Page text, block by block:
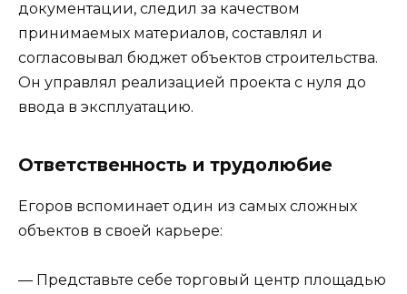
документации, следил за качеством
принимаемых материалов, составлял и
согласовывал бюджет объектов строительства.
Он управлял реализацией проекта с нуля до
ввода в эксплуатацию.
Ответственность и трудолюбие
Егоров вспоминает один из самых сложных
объектов в своей карьере:
— Представьте себе торговый центр площадью